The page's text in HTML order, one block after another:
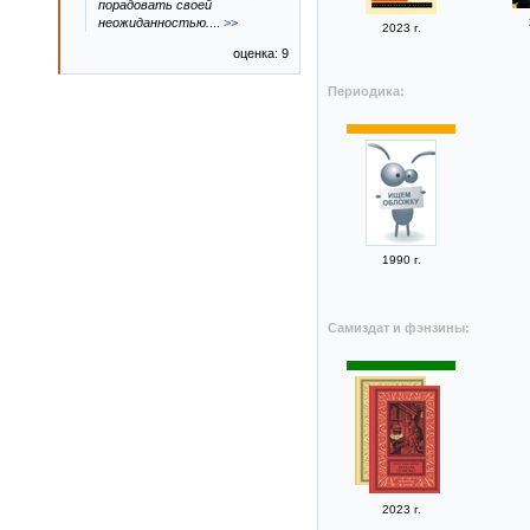
2023 г.
Периодика:
1990 г.
Самиздат и фэнзины:
2023 г.
порадовать своей
неожиданностью.
>>
оценка: 9